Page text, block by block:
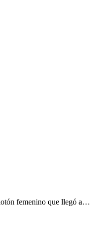
femenino que llegó a…